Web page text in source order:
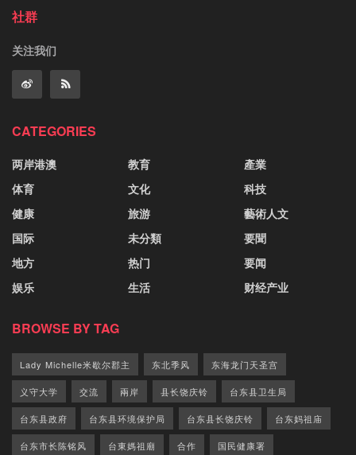
社群
关注我们
CATEGORIES
两岸港澳
体育
健康
国际
地方
娱乐
教育
文化
旅游
未分類
热门
生活
產業
科技
藝術人文
要聞
要闻
财经产业
BROWSE BY TAG
Lady Michelle米歇尔郡主 东北季风 东海龙门天圣宫
义守大学 交流 兩岸 县长饶庆铃 台东县卫生局
台东县政府 台东县环境保护局 台东县长饶庆铃 台东妈祖庙
台东市长陈铭风 台東媽祖廟 合作 国民健康署